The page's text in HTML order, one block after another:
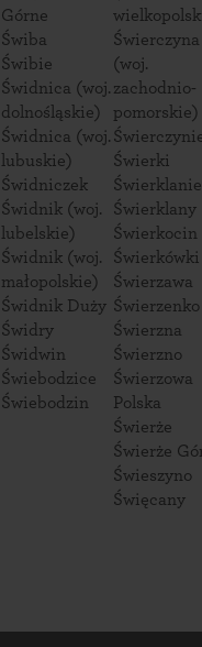
Górne
Świba
Świbie
Świdnica (woj.
dolnośląskie)
Świdnica (woj.
lubuskie)
Świdniczek
Świdnik (woj.
lubelskie)
Świdnik (woj.
małopolskie)
Świdnik Duży
Świdry
Świdwin
Świebodzice
Świebodzin
Świerczyna
(woj.
zachodnio-
pomorskie)
Świerki
Świerklany
Świerkocin
Świerkówki
Świerzawa
Świerzenko
Świerzna
Świerzno
Świerzowa
Polska
Świerże
Świerże
Świeszyno
Święcany